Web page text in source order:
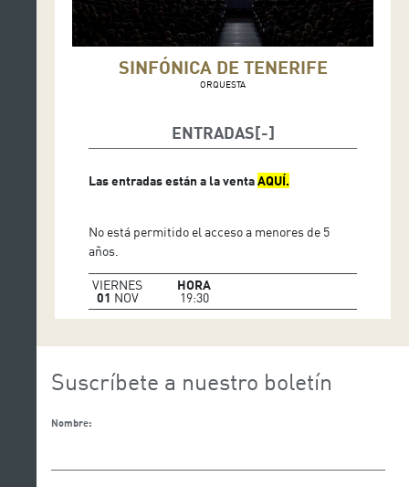
SINFÓNICA DE TENERIFE
ORQUESTA
ENTRADAS
Las entradas están a la ventaAQUÍ.
No está permitido el acceso a menores de 5
años.
VIERNES
01 NOV
HORA
19:30
Suscríbete a nuestro boletín
Nombre: